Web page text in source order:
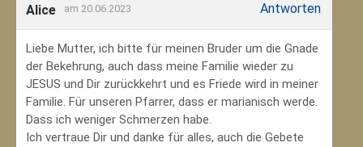
Alice am 20.06.2023 Antworten
Liebe Mutter, ich bitte für meinen Bruder um die Gnade
der Bekehrung, auch dass meine Familie wieder zu
JESUS und Dir zurückkehrt und es Friede wird in meiner
Familie. Für unseren Pfarrer, dass er marianisch werde.
Dass ich weniger Schmerzen habe.
Ich vertraue Dir und danke für alles, auch die Gebete